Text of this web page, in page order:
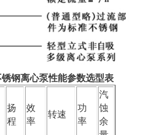
离心泵性能参数选型表
扬
程
效
率
转速
功
率
汽
蚀
余